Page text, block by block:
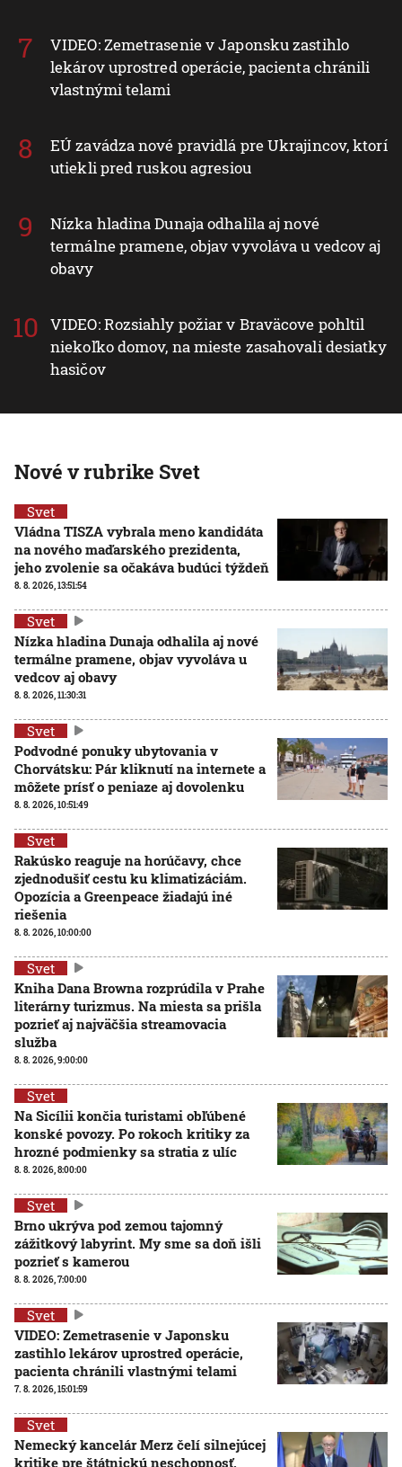
VIDEO: Zemetrasenie v Japonsku zastihlo
lekárov uprostred operácie, pacienta chránili
vlastnými telami
EÚ zavádza nové pravidlá pre Ukrajincov, ktorí
utiekli pred ruskou agresiou
Nízka hladina Dunaja odhalila aj nové
termálne pramene, objav vyvoláva u vedcov aj
obavy
VIDEO: Rozsiahly požiar v Braväcove pohltil
niekoľko domov, na mieste zasahovali desiatky
hasičov
Nové v rubrike Svet
Svet
Vládna TISZA vybrala meno kandidáta
na nového maďarského prezidenta,
jeho zvolenie sa očakáva budúci týždeň
8. 8. 2026, 13:51:54
Svet
Nízka hladina Dunaja odhalila aj nové
termálne pramene, objav vyvoláva u
vedcov aj obavy
8. 8. 2026, 11:30:31
Svet
Podvodné ponuky ubytovania v
Chorvátsku: Pár kliknutí na internete a
môžete prísť o peniaze aj dovolenku
8. 8. 2026, 10:51:49
Svet
Rakúsko reaguje na horúčavy, chce
zjednodušiť cestu ku klimatizáciám.
Opozícia a Greenpeace žiadajú iné
riešenia
8. 8. 2026, 10:00:00
Svet
Kniha Dana Browna rozprúdila v Prahe
literárny turizmus. Na miesta sa prišla
pozrieť aj najväčšia streamovacia
služba
8. 8. 2026, 9:00:00
Svet
Na Sicílii končia turistami obľúbené
konské povozy. Po rokoch kritiky za
hrozné podmienky sa stratia z ulíc
8. 8. 2026, 8:00:00
Svet
Brno ukrýva pod zemou tajomný
zážitkový labyrint. My sme sa doň išli
pozrieť s kamerou
8. 8. 2026, 7:00:00
Svet
VIDEO: Zemetrasenie v Japonsku
zastihlo lekárov uprostred operácie,
pacienta chránili vlastnými telami
7. 8. 2026, 15:01:59
Svet
Nemecký kancelár Merz čelí silnejúcej
kritike pre štátnickú neschopnosť.